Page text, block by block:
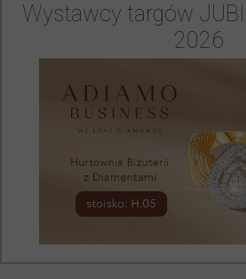
Wystawcy targów
2026